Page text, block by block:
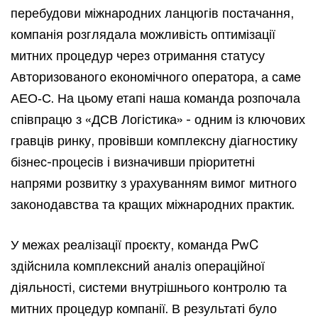
перебудови міжнародних ланцюгів постачання,
компанія розглядала можливість оптимізації
митних процедур через отримання статусу
Авторизованого економічного оператора, а саме
АЕО‑С. На цьому етапі наша команда розпочала
співпрацю з «ДСВ Логістика» - одним із ключових
гравців ринку, провівши комплексну діагностику
бізнес-процесів і визначивши пріоритетні
напрями розвитку з урахуванням вимог митного
законодавства та кращих міжнародних практик.
У межах реалізації проєкту, команда PwC
здійснила комплексний аналіз операційної
діяльності, системи внутрішнього контролю та
митних процедур компанії. В результаті було